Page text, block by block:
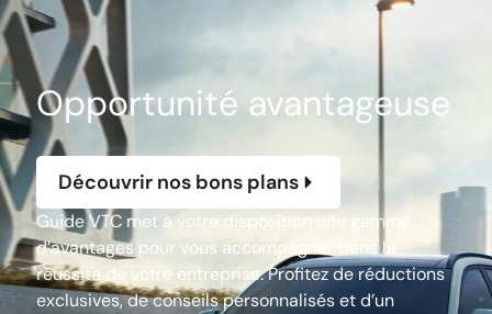
Opportunité avantageuse
Découvrir nos bons plans
Guide VTC met à votre disposition une gamme
d’avantages pour vous accompagner dans la
réussite de votre entreprise. Profitez de réductions
exclusives, de conseils personnalisés et d’un